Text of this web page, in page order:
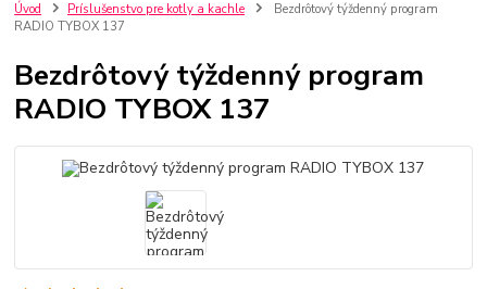
Úvod Príslušenstvo pre kotly a kachle
Bezdrôtový týždenný program
RADIO TYBOX 137
Bezdrôtový týždenný program
RADIO TYBOX 137